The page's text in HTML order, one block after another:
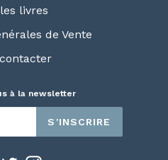
livres
de Vente
à la newsletter
S'INSCRIRE